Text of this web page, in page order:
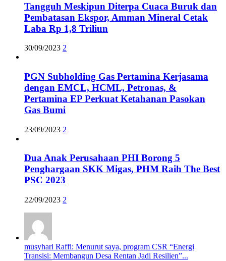
Tangguh Meskipun Diterpa Cuaca Buruk dan
Pembatasan Ekspor, Amman Mineral Cetak
Laba Rp 1,8 Triliun
30/09/2023 2
PGN Subholding Gas Pertamina Kerjasama
dengan EMCL, HCML, Petronas, &
Pertamina EP Perkuat Ketahanan Pasokan
Gas Bumi
23/09/2023 2
Dua Anak Perusahaan PHI Borong 5
Penghargaan SKK Migas, PHM Raih The Best
PSC 2023
22/09/2023 2
musyhari Raffi: Menurut saya, program CSR “Energi
Transisi: Membangun Desa Rentan Jadi Resilien”...